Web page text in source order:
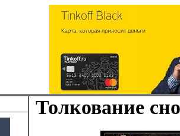
Толкование